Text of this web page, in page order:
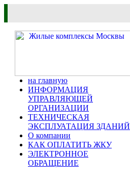
на главную
ИНФОРМАЦИЯ
УПРАВЛЯЮЩЕЙ
ОРГАНИЗАЦИИ
ТЕХНИЧЕСКАЯ
ЭКСПЛУАТАЦИЯ ЗДАНИЙ
О компании
КАК ОПЛАТИТЬ ЖКУ
ЭЛЕКТРОННОЕ
ОБРАЩЕНИЕ